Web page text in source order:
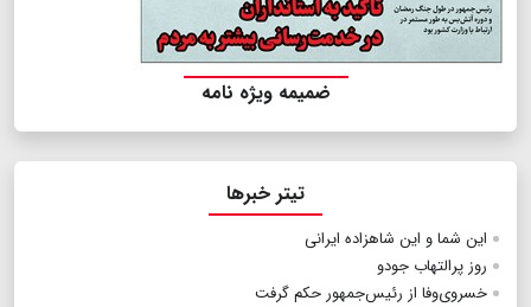
ضمیمه ویژه نامه
تیتر خبرها
این شما و این شاهزاده ایرانی
روز پرالتهاب جودو
خسروی‌وفا از رئیس‌جمهور حکم گرفت